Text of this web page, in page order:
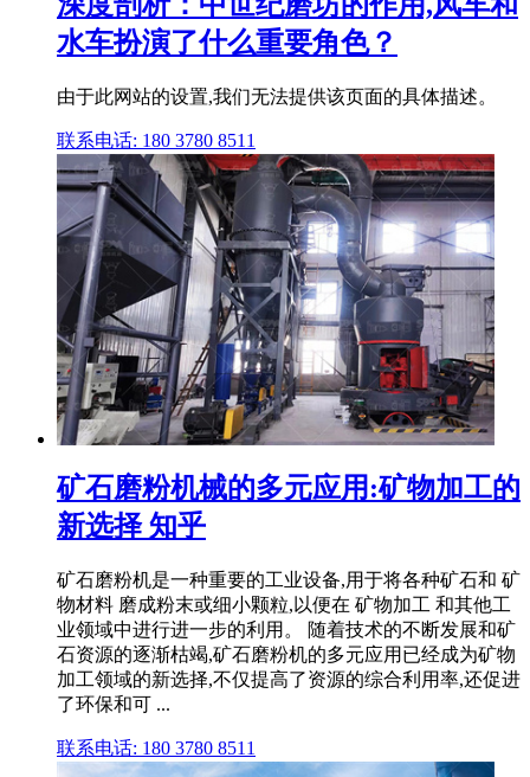
水车扮演了什么重要角色？
由于此网站的设置,我们无法提供该页面的具体描述。
联系电话: 180 3780 8511
矿石磨粉机械的多元应用:矿物加工的
新选择 知乎
矿石磨粉机是一种重要的工业设备,用于将各种矿石和 矿
物材料 磨成粉末或细小颗粒,以便在 矿物加工 和其他工
业领域中进行进一步的利用。 随着技术的不断发展和矿
石资源的逐渐枯竭,矿石磨粉机的多元应用已经成为矿物
加工领域的新选择,不仅提高了资源的综合利用率,还促进
了环保和可 ...
联系电话: 180 3780 8511